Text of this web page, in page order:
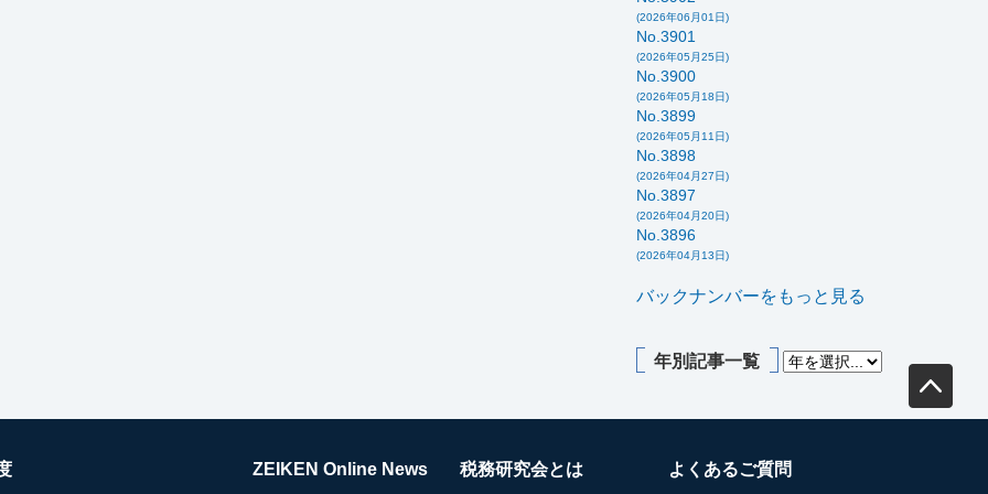
(2026年06月01日)
No.3901
(2026年05月25日)
No.3900
(2026年05月18日)
No.3899
(2026年05月11日)
No.3898
(2026年04月27日)
No.3897
(2026年04月20日)
No.3896
(2026年04月13日)
バックナンバーをもっと見る
年別記事一覧
ZEIKEN Online News 税務研究会とは よくあるご質問